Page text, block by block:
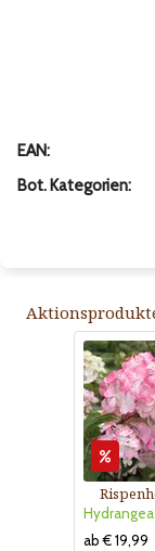
EAN:
Bot. Kategorien:
ab € 19,99